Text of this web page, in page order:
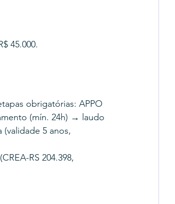
45.000.
obrigatórias: APPO
(mín. 24h) → laudo
5 anos,
RS 204.398,